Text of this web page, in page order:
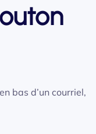
bas d’un courriel,